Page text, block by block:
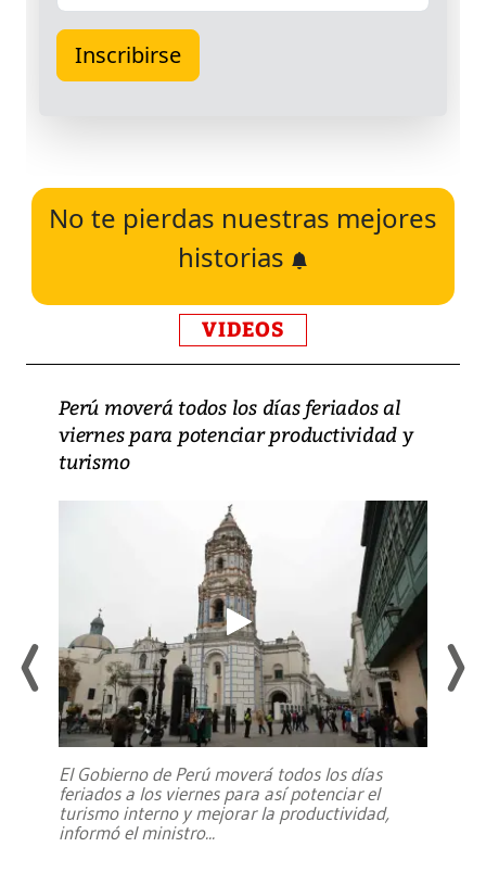
No te pierdas nuestras mejores
historias
VIDEOS
Perú moverá todos los días feriados al
viernes para potenciar productividad y
turismo
El Gobierno de Perú moverá todos los días
feriados a los viernes para así potenciar el
turismo interno y mejorar la productividad,
informó el ministro...